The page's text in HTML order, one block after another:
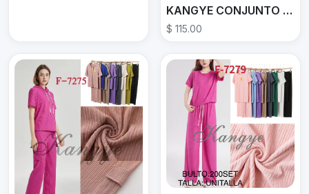
KANGYE CONJUNTO F7303
$ 115.00